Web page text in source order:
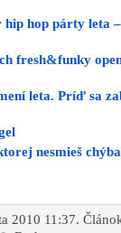
hip hop párty leta
fresh&funky
leta. Príď sa
nesmieš
2010 11:37.